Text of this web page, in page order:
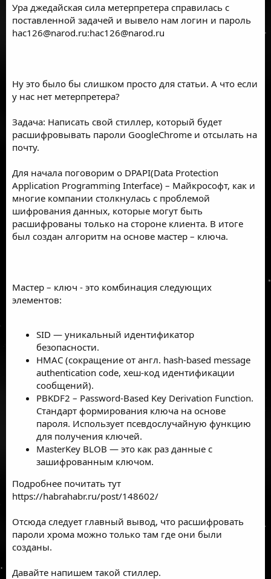
Ура джедайская сила метeрпретера справилась с
поставленной задачей и вывело нам логин и пароль
hac126@narod.ru:hac126@narod.ru
Ну это было бы слишком просто для статьи. А что если
у нас нет метерпретера?
Задача: Написать свой стиллер, который будет
расшифровывать пароли GoogleChrome и отсылать на
почту.
Для начала поговорим о DPAPI(Data Protection
Application Programming Interface) – Майкрософт, как и
многие компании столкнулась с проблемой
шифрования данных, которые могут быть
расшифрованы только на стороне клиента. В итоге
был создан алгоритм на основе мастер – ключа.
Мастер – ключ - это комбинация следующих
элементов:
SID — уникальный идентификатор
безопасности.
HMAC (сокращение от англ. hash-based message
authentication code, хеш-код идентификации
сообщений).
PBKDF2 – Password-Based Key Derivation Function.
Стандарт формирования ключа на основе
пароля. Использует псевдослучайную функцию
для получения ключей.
MasterKey BLOB — это как раз данные с
зашифрованным ключом.
Подробнее почитать тут
https://habrahabr.ru/post/148602/
Отсюда следует главный вывод, что расшифровать
пароли хрома можно только там где они были
созданы.
Давайте напишем такой стиллер.